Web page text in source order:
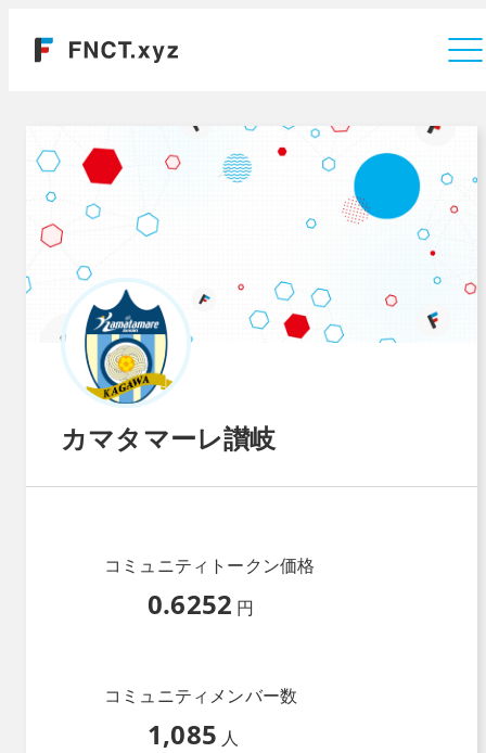
カマタマーレ讃岐
コミュニティトークン価格
0.6252 円
コミュニティメンバー数
1,085 人